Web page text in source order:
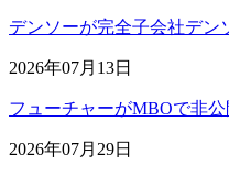
デンソーが完全子会社デン
2026年07月13日
フューチャーがMBOで非
2026年07月29日